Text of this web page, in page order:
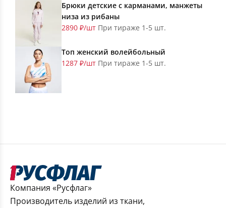
Брюки детские с карманами, манжеты
низа из рибаны
2890 ₽/шт При тираже 1-5 шт.
Топ женский волейбольный
1287 ₽/шт При тираже 1-5 шт.
Компания «Русфлаг»
Производитель изделий из ткани,